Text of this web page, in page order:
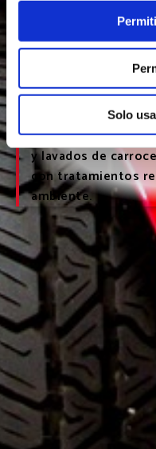
Solo
Protege la pintura
agresiones del
insolación,
y lavados de
con tratamientos
ambiente.